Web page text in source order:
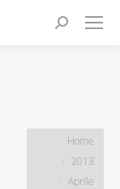
Search:
You are here:
Home
2013
Aprile